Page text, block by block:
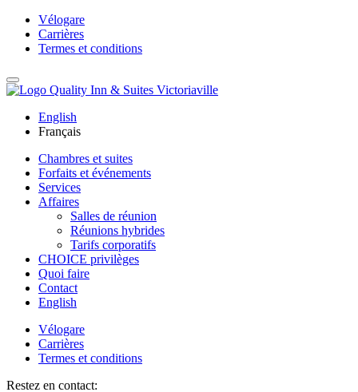
Vélogare
Carrières
Termes et conditions
English
Français
Chambres et suites
Forfaits et événements
Services
Affaires
Salles de réunion
Réunions hybrides
Tarifs corporatifs
CHOICE privilèges
Quoi faire
Contact
English
Vélogare
Carrières
Termes et conditions
Restez en contact: